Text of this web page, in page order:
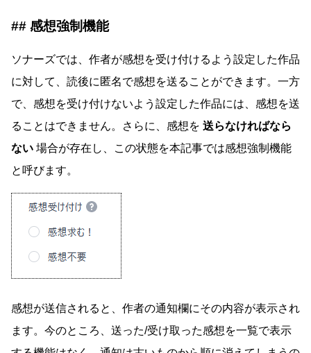
感想強制機能
ソナーズでは、作者が感想を受け付けるよう設定した作品
に対して、読後に匿名で感想を送ることができます。一方
で、感想を受け付けないよう設定した作品には、感想を送
ることはできません。さらに、感想を 送らなければなら
ない 場合が存在し、この状態を本記事では感想強制機能
と呼びます。
感想が送信されると、作者の通知欄にその内容が表示され
ます。今のところ、送った/受け取った感想を一覧で表示